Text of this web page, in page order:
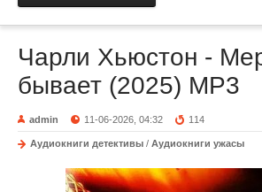
Чарли Хьюстон -
бывает (2025) MP3
admin 11-06-2026, 04:32 114
Аудиокниги детективы / Аудиокниги ужасы